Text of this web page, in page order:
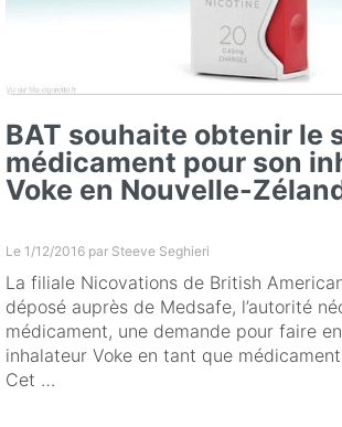
BAT souhaite obtenir le
médicament pour son
Voke en Nouvelle-
Le 1/12/2016 par Steeve Seghieri
La filiale Nicovations de British
déposé auprès de Medsafe, l’autorité
médicament, une demande pour faire
inhalateur Voke en tant que
Cet …